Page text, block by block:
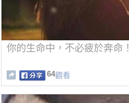
你的生命中，不必疲於奔命！
64觀看